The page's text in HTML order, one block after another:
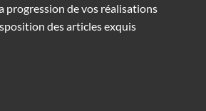
progression de vos réalisations
des articles exquis